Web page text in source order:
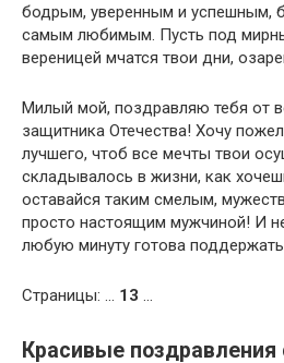
бодрым, уверенным и успешным,
самым любимым. Пусть под
вереницей мчатся твои дни,
Милый мой, поздравляю тебя от
защитника Отечества! Хочу
лучшего, чтоб все мечты твои
складывалось в жизни, как
оставайся таким смелым,
просто настоящим мужчиной! И
любую минуту готова
Страницы: … 13 …
Красивые поздравления